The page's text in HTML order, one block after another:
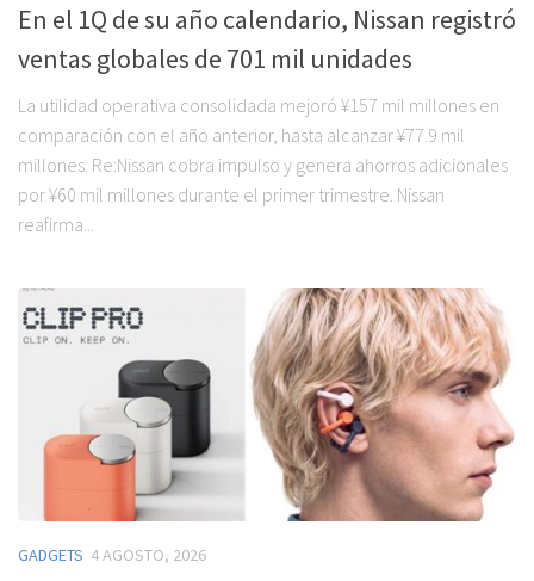
En el 1Q de su año calendario, Nissan registró
ventas globales de 701 mil unidades
La utilidad operativa consolidada mejoró ¥157 mil millones en
comparación con el año anterior, hasta alcanzar ¥77.9 mil
millones. Re:Nissan cobra impulso y genera ahorros adicionales
por ¥60 mil millones durante el primer trimestre. Nissan
reafirma...
GADGETS 4 AGOSTO, 2026